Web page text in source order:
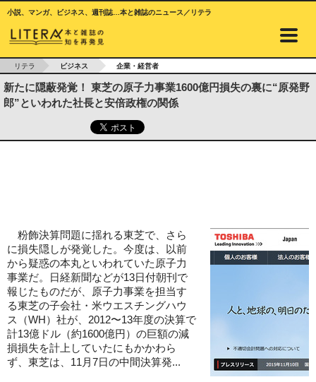
小説、マンガ、ビジネス、週刊誌…本と雑誌のニュース／リテラ
リテラ ビジネス 企業・経営者
新たに隠蔽発覚！ 東芝の原子力事業1600億円損失の裏に“原発野
郎”といわれた社長と安倍政権の関係
粉飾決算問題に揺れる東芝で、さら
に損失隠しが発覚した。今度は、以前
から疑惑の本丸といわれていた原子力
事業だ。日経新聞などが13日付朝刊で
報じたものだが、原子力事業を担当す
る東芝の子会社・米ウエスチングハウ
ス（WH）社が、2012〜13年度の決算で
計13億ドル（約1600億円）の巨額の減
損損失を計上していたにもかかわら
ず、東芝は、11月7日の中間決算発...